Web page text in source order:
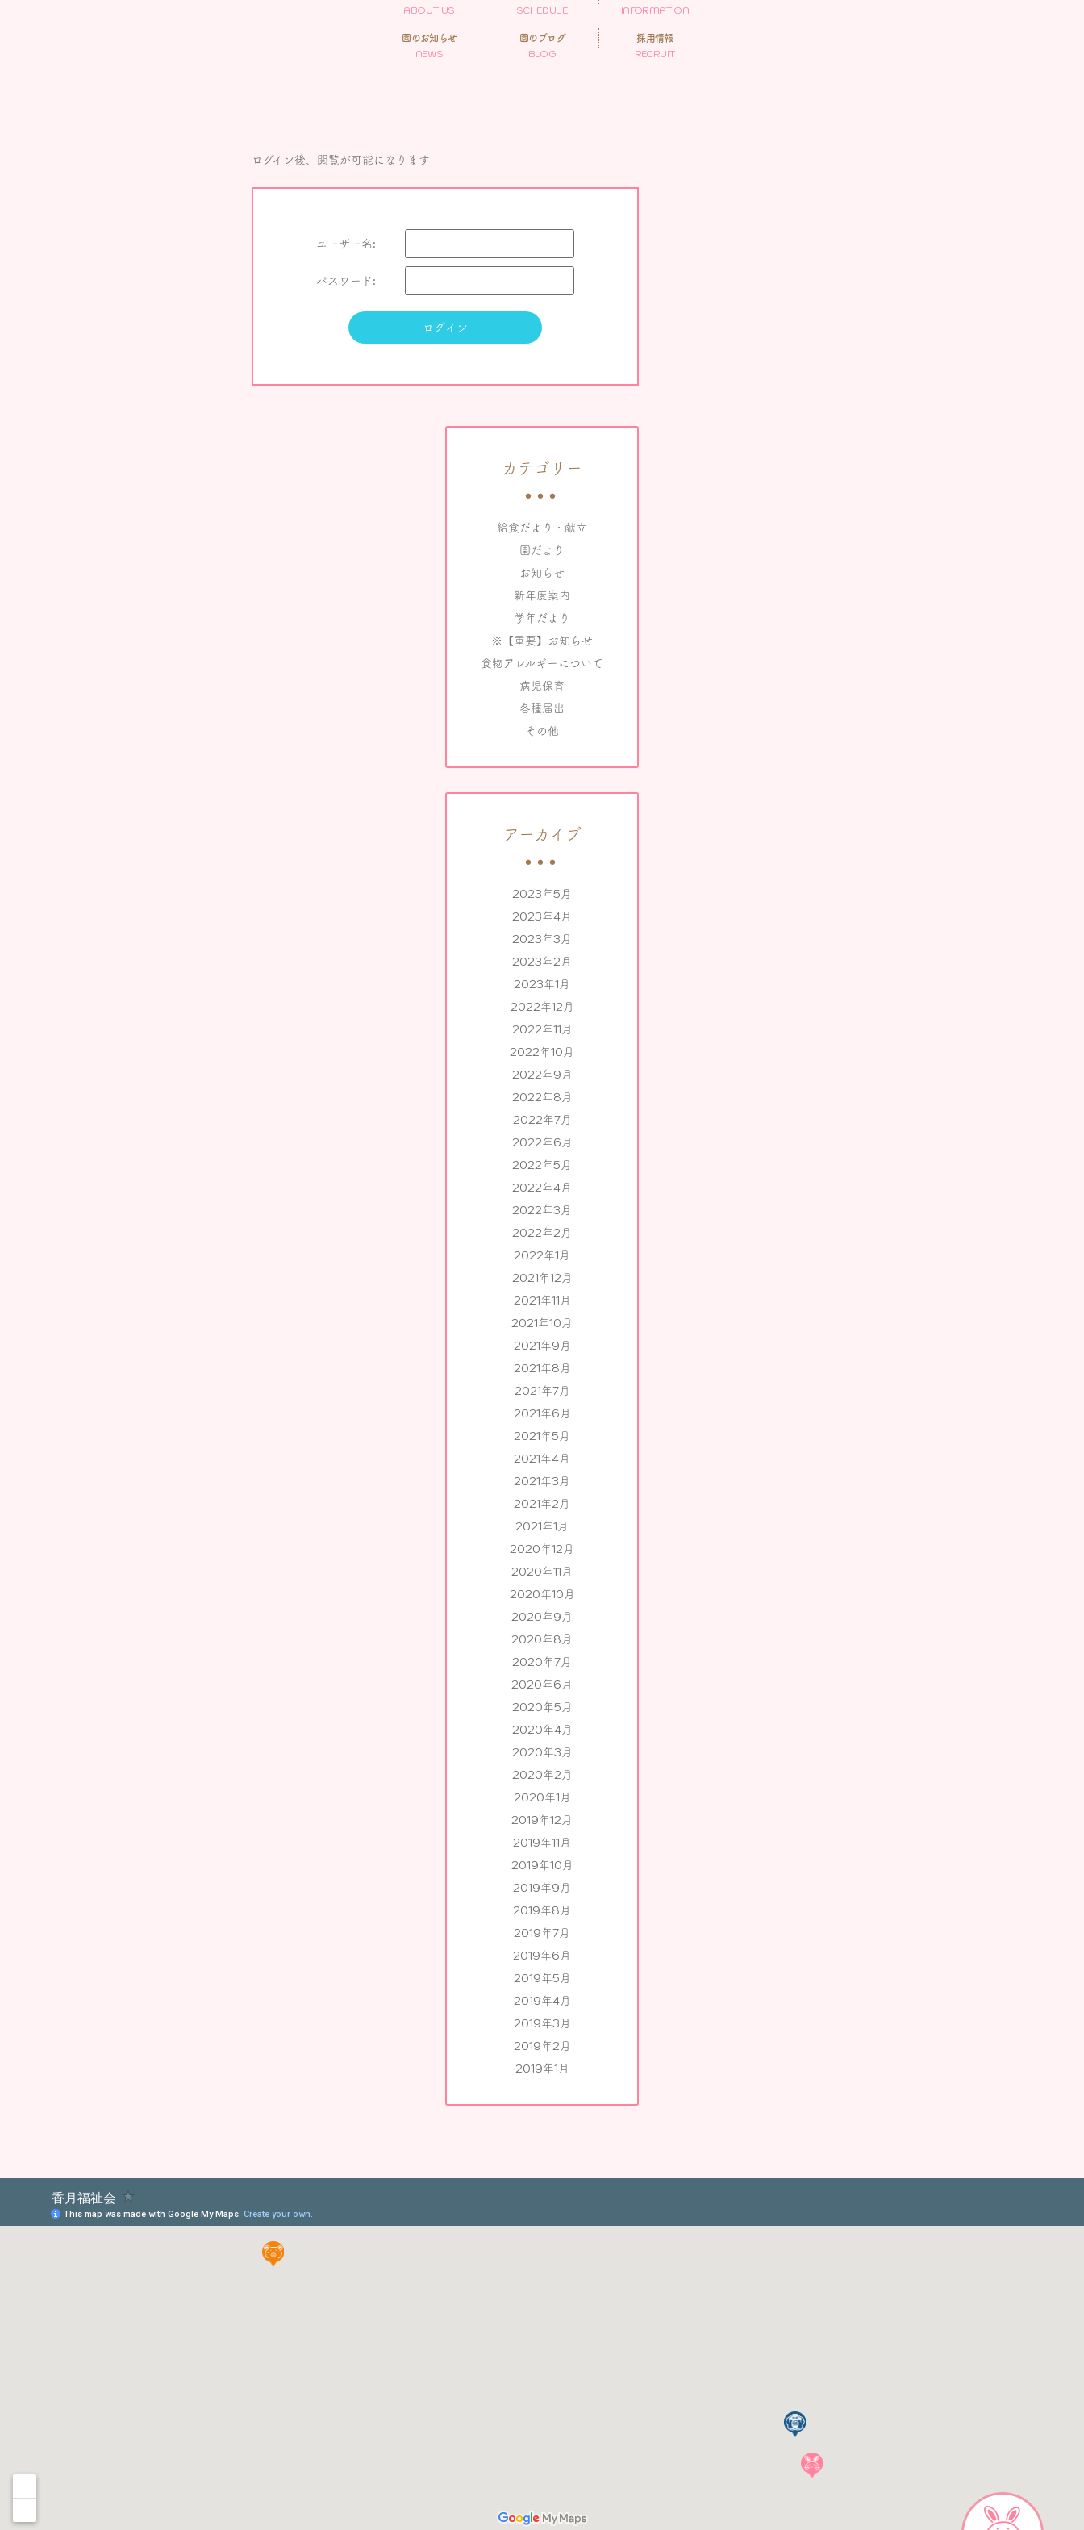
ABOUT US
SCHEDULE
INFORMATION
園のお知らせ
NEWS
園のブログ
BLOG
採用情報
RECRUIT
ログイン後、閲覧が可能になります
ユーザー名:
パスワード:
カテゴリー
給食だより・献立
園だより
お知らせ
新年度案内
学年だより
※【重要】お知らせ
食物アレルギーについて
病児保育
各種届出
その他
アーカイブ
2023年5月
2023年4月
2023年3月
2023年2月
2023年1月
2022年12月
2022年11月
2022年10月
2022年9月
2022年8月
2022年7月
2022年6月
2022年5月
2022年4月
2022年3月
2022年2月
2022年1月
2021年12月
2021年11月
2021年10月
2021年9月
2021年8月
2021年7月
2021年6月
2021年5月
2021年4月
2021年3月
2021年2月
2021年1月
2020年12月
2020年11月
2020年10月
2020年9月
2020年8月
2020年7月
2020年6月
2020年5月
2020年4月
2020年3月
2020年2月
2020年1月
2019年12月
2019年11月
2019年10月
2019年9月
2019年8月
2019年7月
2019年6月
2019年5月
2019年4月
2019年3月
2019年2月
2019年1月